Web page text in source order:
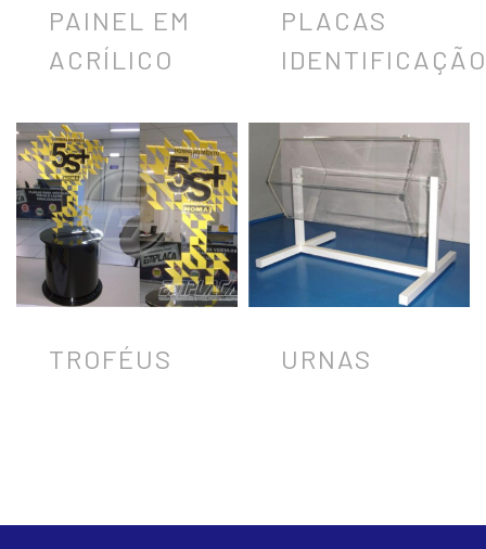
PAINEL EM
ACRÍLICO
PLACAS
IDENTIFICAÇÃO
TROFÉUS URNAS